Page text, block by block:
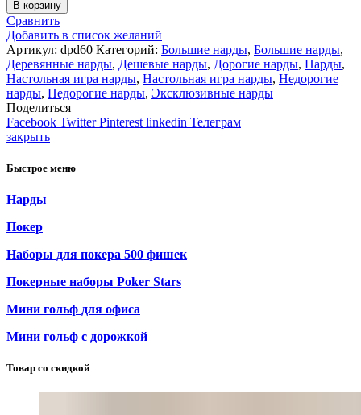
В корзину
Сравнить
Добавить в список желаний
Артикул: dpd60 Категорий: Большие нарды, Большие нарды,
Деревянные нарды, Дешевые нарды, Дорогие нарды, Нарды,
Настольная игра нарды, Настольная игра нарды, Недорогие
нарды, Недорогие нарды, Эксклюзивные нарды
Поделиться
Facebook Twitter Pinterest linkedin Телеграм
закрыть
Быстрое меню
Нарды
Покер
Наборы для покера 500 фишек
Покерные наборы Poker Stars
Мини гольф для офиса
Мини гольф с дорожкой
Товар со скидкой